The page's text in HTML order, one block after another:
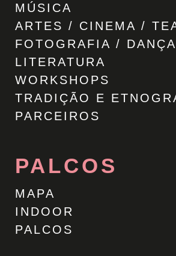
MÚSICA
ARTES / CINEMA /
FOTOGRAFIA /
LITERATURA
WORKSHOPS
TRADIÇÃO E
PARCEIROS
PALCOS
MAPA
INDOOR
PALCOS